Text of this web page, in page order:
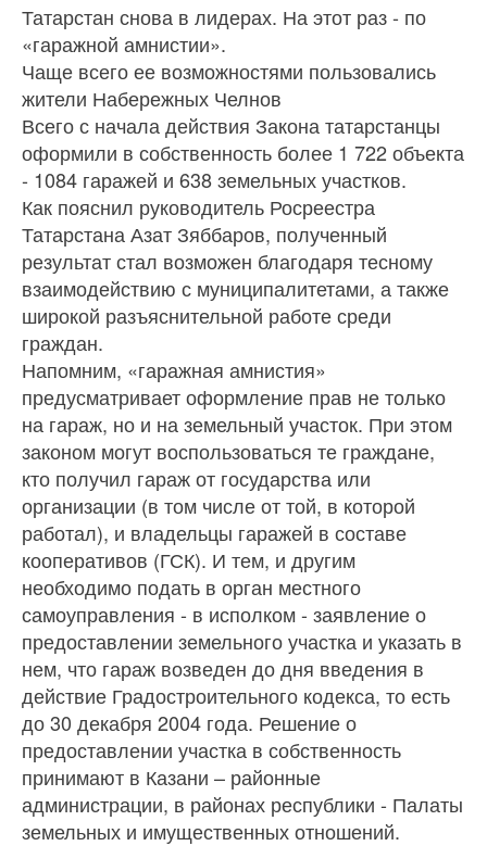
Татарстан снова в лидерах. На этот раз - по
«гаражной амнистии».
Чаще всего ее возможностями пользовались
жители Набережных Челнов
Всего с начала действия Закона татарстанцы
оформили в собственность более 1 722 объекта
- 1084 гаражей и 638 земельных участков.
Как пояснил руководитель Росреестра
Татарстана Азат Зяббаров, полученный
результат стал возможен благодаря тесному
взаимодействию с муниципалитетами, а также
широкой разъяснительной работе среди
граждан.
Напомним, «гаражная амнистия»
предусматривает оформление прав не только
на гараж, но и на земельный участок. При этом
законом могут воспользоваться те граждане,
кто получил гараж от государства или
организации (в том числе от той, в которой
работал), и владельцы гаражей в составе
кооперативов (ГСК). И тем, и другим
необходимо подать в орган местного
самоуправления - в исполком - заявление о
предоставлении земельного участка и указать в
нем, что гараж возведен до дня введения в
действие Градостроительного кодекса, то есть
до 30 декабря 2004 года. Решение о
предоставлении участка в собственность
принимают в Казани – районные
администрации, в районах республики - Палаты
земельных и имущественных отношений.